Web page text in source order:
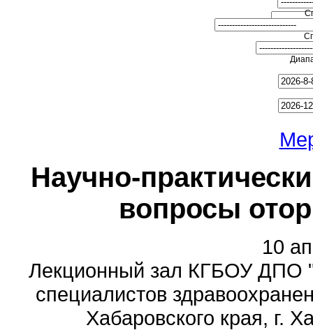
Научно-
вопросы
10
Лекционный зал КГБОУ ДПО
специалистов
Хабаровского края, г.